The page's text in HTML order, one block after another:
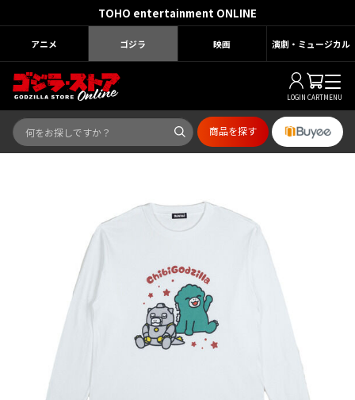
TOHO entertainment ONLINE
アニメ ゴジラ 映画 演劇・ミュージカル
LOGIN CARTMENU
商品を探す